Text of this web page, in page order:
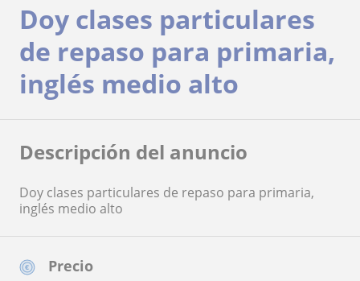
Precio
Doy clases particulares
de repaso para primaria,
inglés medio alto
Descripción del anuncio
Doy clases particulares de repaso para primaria,
inglés medio alto